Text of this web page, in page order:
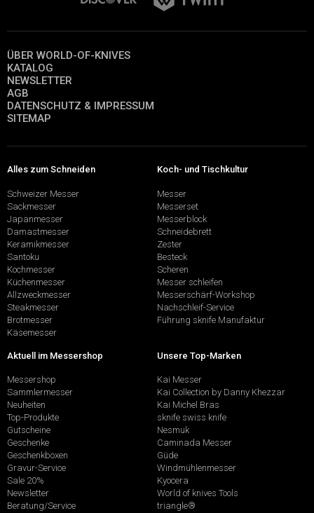
ÜBER WORLD-OF-KNIVES
KATALOG
NEWSLETTER
AGB
DATENSCHUTZ & IMPRESSUM
SITEMAP
Alles zum Schneiden
Schweizer Messer
Sackmesser
Japanmesser
Damastmesser
Keramikmesser
Santoku
Kochmesser
Küchenmesser
Allzweckmesser
Steakmesser
Brotmesser
Käsemesser
Koch- und Tischkultur
Messer
Messerset
Messerblock
Schneidebrett
Zester
Besteck
Scheren
Messer schleifen
Messerschärf-Workshop
Nachschleif-Service
Führung sknife Manufaktur
Aktuell im Messershop
Messershop
Sammlermesser
Neuheiten
Top-Produkte
Gutscheine
Geschenke
Geschenkboxen
Gravur-Service
Sale 20%
Newsletter
Beratung/Service
Unsere Top-Marken
Kai Messer
Kai Collection by Danny Khezzar
Kai Michel Bras
sknife swiss knife
Nesmuk
Caminada Messer
Güde
Windmühlenmesser
Kyocera
World of knives Tools
triangle®